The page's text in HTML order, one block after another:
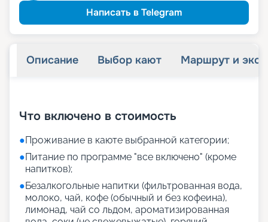
Написать в Telegram
Описание Выбор кают Маршрут и
Что включено в стоимость
●Проживание в каюте выбранной категории;
●Питание по программе "все включено" (кроме
напитков);
●Безалкогольные напитки (фильтрованная вода,
молоко, чай, кофе (обычный и без кофеина),
лимонад, чай со льдом, ароматизированная